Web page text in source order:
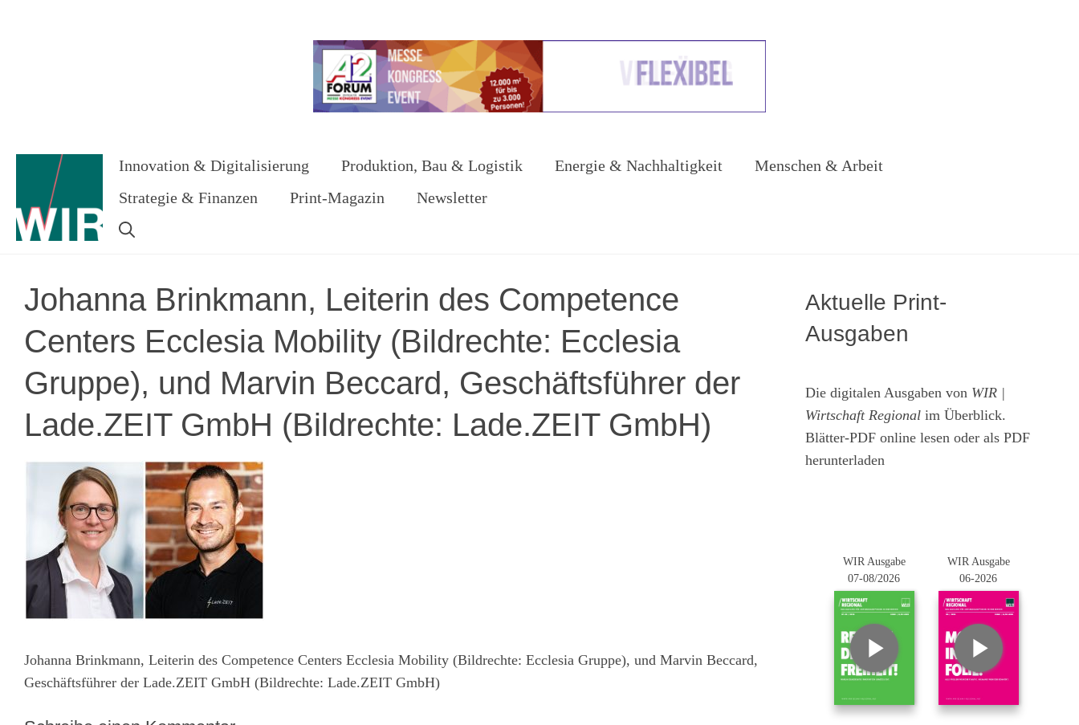
Innovation & Digitalisierung Produktion, Bau & Logistik Energie & Nachhaltigkeit
Menschen & Arbeit
Strategie & Finanzen
Print-Magazin Newsletter
Johanna Brinkmann, Leiterin des Competence
Centers Ecclesia Mobility (Bildrechte: Ecclesia
Gruppe), und Marvin Beccard, Geschäftsführer der
Lade.ZEIT GmbH (Bildrechte: Lade.ZEIT GmbH)
Johanna Brinkmann, Leiterin des Competence Centers Ecclesia Mobility (Bildrechte: Ecclesia Gruppe), und Marvin Beccard,
Geschäftsführer der Lade.ZEIT GmbH (Bildrechte: Lade.ZEIT GmbH)
Aktuelle Print-
Ausgaben
Die digitalen Ausgaben von WIR |
Wirtschaft Regional im Überblick.
Blätter-PDF online lesen oder als PDF
herunterladen
WIR Ausgabe
07-08/2026
WIR Ausgabe
06-2026